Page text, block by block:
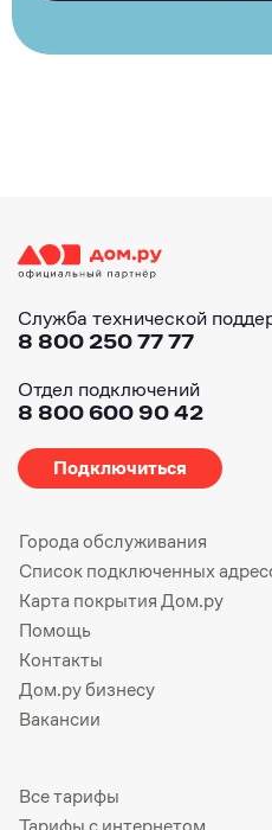
Служба технической
8 800 250 77 77
Отдел подключений
8 800 600 90 42
Подключиться
Города обслуживания
Список подключенных
Карта покрытия Дом.ру
Помощь
Контакты
Дом.ру бизнесу
Вакансии
Все тарифы